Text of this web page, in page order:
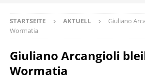
STARTSEITE AKTUELL
Giuliano
Wormatia
Giuliano Arcangioli
Wormatia